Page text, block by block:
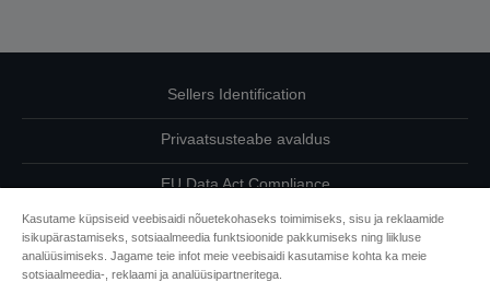
Sellers Identification
Privaatsusteabe avaldus
EU Data Act Compliance
Võtke meiega oma andmete osas ühendust
Cookie Information
Kasutame küpsiseid veebisaidi nõuetekohaseks toimimiseks, sisu ja reklaamide
isikupärastamiseks, sotsiaalmeedia funktsioonide pakkumiseks ning liikluse
analüüsimiseks. Jagame teie infot meie veebisaidi kasutamise kohta ka meie
sotsiaalmeedia-, reklaami ja analüüsipartneritega.